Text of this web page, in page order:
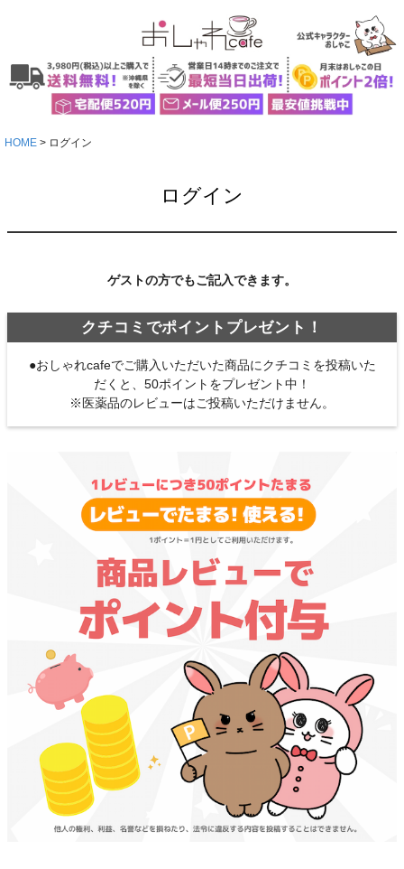
HOME ログイン
ログイン
ゲストの方でもご記入できます。
クチコミでポイントプレゼント！
●おしゃれcafeでご購入いただいた商品にクチコミを投稿いた
だくと、50ポイントをプレゼント中！
※医薬品のレビューはご投稿いただけません。